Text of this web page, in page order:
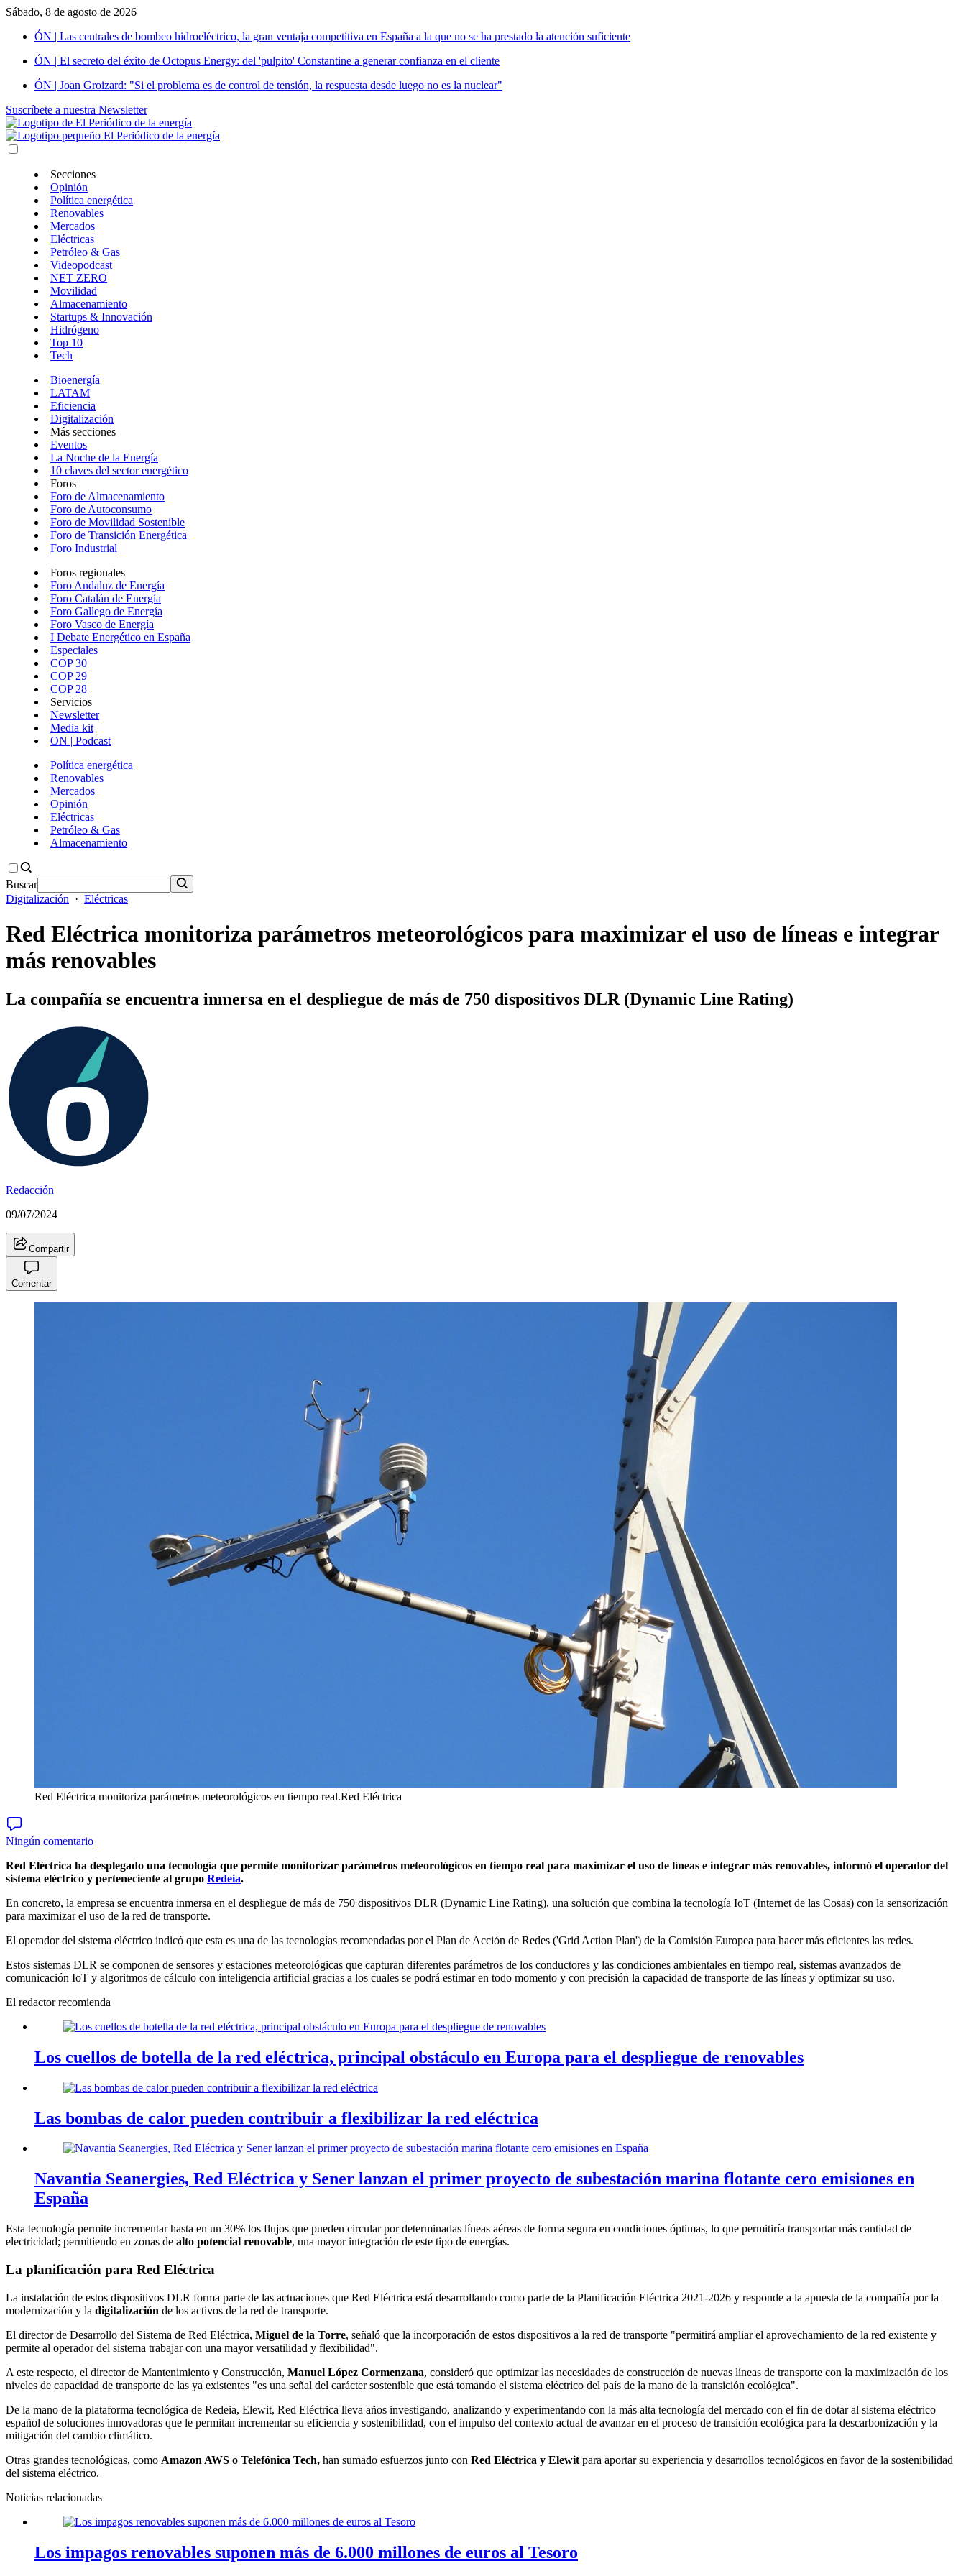
Sábado, 8 de agosto de 2026
ÓN | Las centrales de bombeo hidroeléctrico, la gran ventaja competitiva en España a la que no se ha prestado la atención suficiente
ÓN | El secreto del éxito de Octopus Energy: del 'pulpito' Constantine a generar confianza en el cliente
ÓN | Joan Groizard: "Si el problema es de control de tensión, la respuesta desde luego no es la nuclear"
Suscríbete a nuestra Newsletter
Secciones
Opinión
Política energética
Renovables
Mercados
Eléctricas
Petróleo & Gas
Videopodcast
NET ZERO
Movilidad
Almacenamiento
Startups & Innovación
Hidrógeno
Top 10
Tech
Bioenergía
LATAM
Eficiencia
Digitalización
Más secciones
Eventos
La Noche de la Energía
10 claves del sector energético
Foros
Foro de Almacenamiento
Foro de Autoconsumo
Foro de Movilidad Sostenible
Foro de Transición Energética
Foro Industrial
Foros regionales
Foro Andaluz de Energía
Foro Catalán de Energía
Foro Gallego de Energía
Foro Vasco de Energía
I Debate Energético en España
Especiales
COP 30
COP 29
COP 28
Servicios
Newsletter
Media kit
ON | Podcast
Política energética
Renovables
Mercados
Opinión
Eléctricas
Petróleo & Gas
Almacenamiento
Buscar
Digitalización · Eléctricas
Red Eléctrica monitoriza parámetros meteorológicos para maximizar el uso de líneas e integrar
más renovables
La compañía se encuentra inmersa en el despliegue de más de 750 dispositivos DLR (Dynamic Line Rating)
Redacción
09/07/2024
Compartir
Comentar
Red Eléctrica monitoriza parámetros meteorológicos en tiempo real.Red Eléctrica
Ningún comentario
Red Eléctrica ha desplegado una tecnología que permite monitorizar parámetros meteorológicos en tiempo real para maximizar el uso de líneas e integrar más renovables, informó el operador del
sistema eléctrico y perteneciente al grupo Redeia.
En concreto, la empresa se encuentra inmersa en el despliegue de más de 750 dispositivos DLR (Dynamic Line Rating), una solución que combina la tecnología IoT (Internet de las Cosas) con la sensorización
para maximizar el uso de la red de transporte.
El operador del sistema eléctrico indicó que esta es una de las tecnologías recomendadas por el Plan de Acción de Redes ('Grid Action Plan') de la Comisión Europea para hacer más eficientes las redes.
Estos sistemas DLR se componen de sensores y estaciones meteorológicas que capturan diferentes parámetros de los conductores y las condiciones ambientales en tiempo real, sistemas avanzados de
comunicación IoT y algoritmos de cálculo con inteligencia artificial gracias a los cuales se podrá estimar en todo momento y con precisión la capacidad de transporte de las líneas y optimizar su uso.
El redactor recomienda
Los cuellos de botella de la red eléctrica, principal obstáculo en Europa para el despliegue de renovables
Las bombas de calor pueden contribuir a flexibilizar la red eléctrica
Navantia Seanergies, Red Eléctrica y Sener lanzan el primer proyecto de subestación marina flotante cero emisiones en
España
Esta tecnología permite incrementar hasta en un 30% los flujos que pueden circular por determinadas líneas aéreas de forma segura en condiciones óptimas, lo que permitiría transportar más cantidad de
electricidad; permitiendo en zonas de alto potencial renovable, una mayor integración de este tipo de energías.
La planificación para Red Eléctrica
La instalación de estos dispositivos DLR forma parte de las actuaciones que Red Eléctrica está desarrollando como parte de la Planificación Eléctrica 2021-2026 y responde a la apuesta de la compañía por la
modernización y la digitalización de los activos de la red de transporte.
El director de Desarrollo del Sistema de Red Eléctrica, Miguel de la Torre, señaló que la incorporación de estos dispositivos a la red de transporte "permitirá ampliar el aprovechamiento de la red existente y
permite al operador del sistema trabajar con una mayor versatilidad y flexibilidad".
A este respecto, el director de Mantenimiento y Construcción, Manuel López Cormenzana, consideró que optimizar las necesidades de construcción de nuevas líneas de transporte con la maximización de los
niveles de capacidad de transporte de las ya existentes "es una señal del carácter sostenible que está tomando el sistema eléctrico del país de la mano de la transición ecológica".
De la mano de la plataforma tecnológica de Redeia, Elewit, Red Eléctrica lleva años investigando, analizando y experimentando con la más alta tecnología del mercado con el fin de dotar al sistema eléctrico
español de soluciones innovadoras que le permitan incrementar su eficiencia y sostenibilidad, con el impulso del contexto actual de avanzar en el proceso de transición ecológica para la descarbonización y la
mitigación del cambio climático.
Otras grandes tecnológicas, como Amazon AWS o Telefónica Tech, han sumado esfuerzos junto con Red Eléctrica y Elewit para aportar su experiencia y desarrollos tecnológicos en favor de la sostenibilidad
del sistema eléctrico.
Noticias relacionadas
Los impagos renovables suponen más de 6.000 millones de euros al Tesoro